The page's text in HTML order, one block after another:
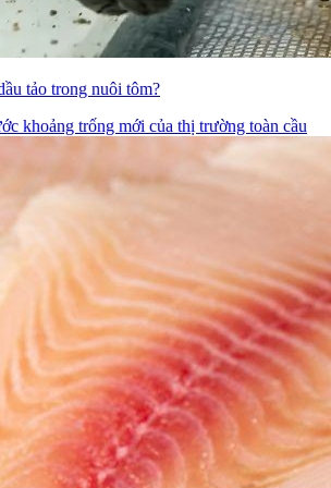
tảo trong nuôi tôm?
khoảng trống mới của thị trường toàn cầu